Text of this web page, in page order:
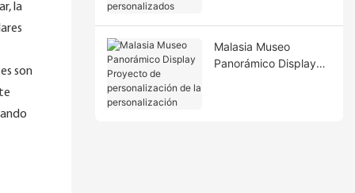
la
son
Malasia Museo
Panorámico Display